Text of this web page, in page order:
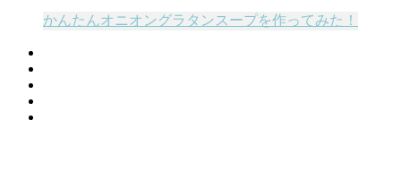
かんたんオニオングラタンスープを作ってみた！